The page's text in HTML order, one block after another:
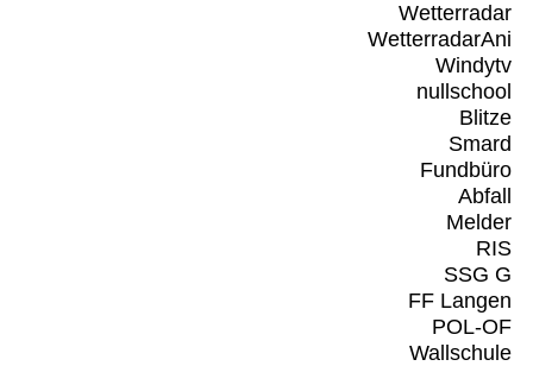
Wetterradar
WetterradarAni
Windytv
nullschool
Blitze
Smard
Fundbüro
Abfall
Melder
RIS
SSG G
FF Langen
POL-OF
Wallschule